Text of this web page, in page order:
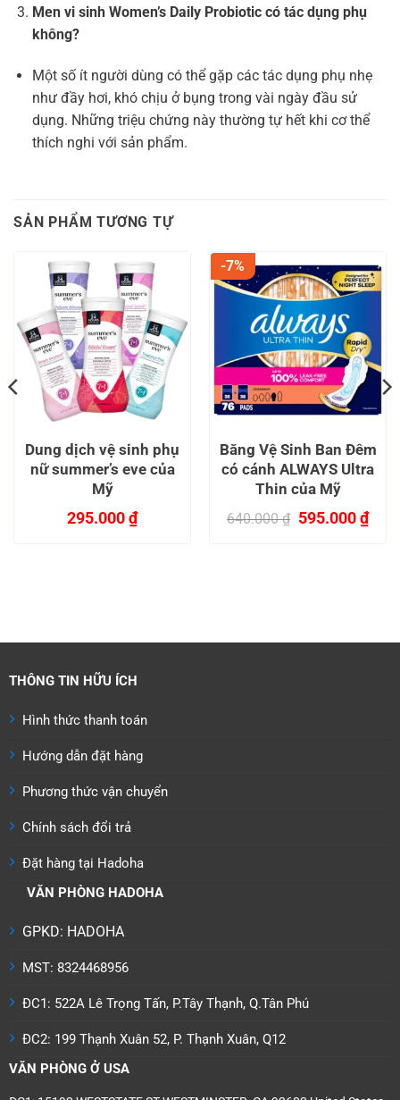
Men vi sinh Women’s Daily Probiotic có tác dụng phụ
không?
Một số ít người dùng có thể gặp các tác dụng phụ nhẹ
như đầy hơi, khó chịu ở bụng trong vài ngày đầu sử
dụng. Những triệu chứng này thường tự hết khi cơ thể
thích nghi với sản phẩm.
SẢN PHẨM TƯƠNG TỰ
Dung dịch vệ sinh phụ
nữ summer’s eve của
Mỹ
295.000₫
thể.
tùy
có
được
trên
sản
phẩm
-7%
Băng Vệ Sinh Ban Đêm
có cánh ALWAYS Ultra
Thin của Mỹ
640.000₫ Giá
595.000₫Giá
hiện
THÔNG TIN HỮU ÍCH
Hình thức thanh toán
Hướng dẫn đặt hàng
Phương thức vận chuyển
Chính sách đổi trả
Đặt hàng tại Hadoha
VĂN PHÒNG HADOHA
GPKD: HADOHA
MST: 8324468956
ĐC1: 522A Lê Trọng Tấn, P.Tây Thạnh, Q.Tân Phú
ĐC2: 199 Thạnh Xuân 52, P. Thạnh Xuân, Q12
VĂN PHÒNG Ở USA